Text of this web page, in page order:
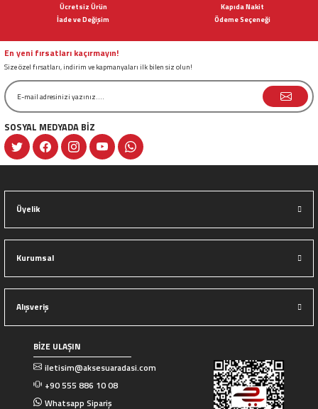
Ürün bilgilerinde hatalar bulunuyor.
Bu ürüne benzer farklı alternatifler olmalı.
Ücretsiz Ürün
İade ve Değişim
Kapıda Nakit
Ödeme Seçeneği
En yeni fırsatları kaçırmayın!
Size özel fırsatları, indirim ve kapmanyaları ilk bilen siz olun!
SOSYAL MEDYADA BİZ
Üyelik
Kurumsal
Alışveriş
BİZE ULAŞIN
iletisim@aksesuaradasi.com
+90 555 886 10 08
Whatsapp Sipariş